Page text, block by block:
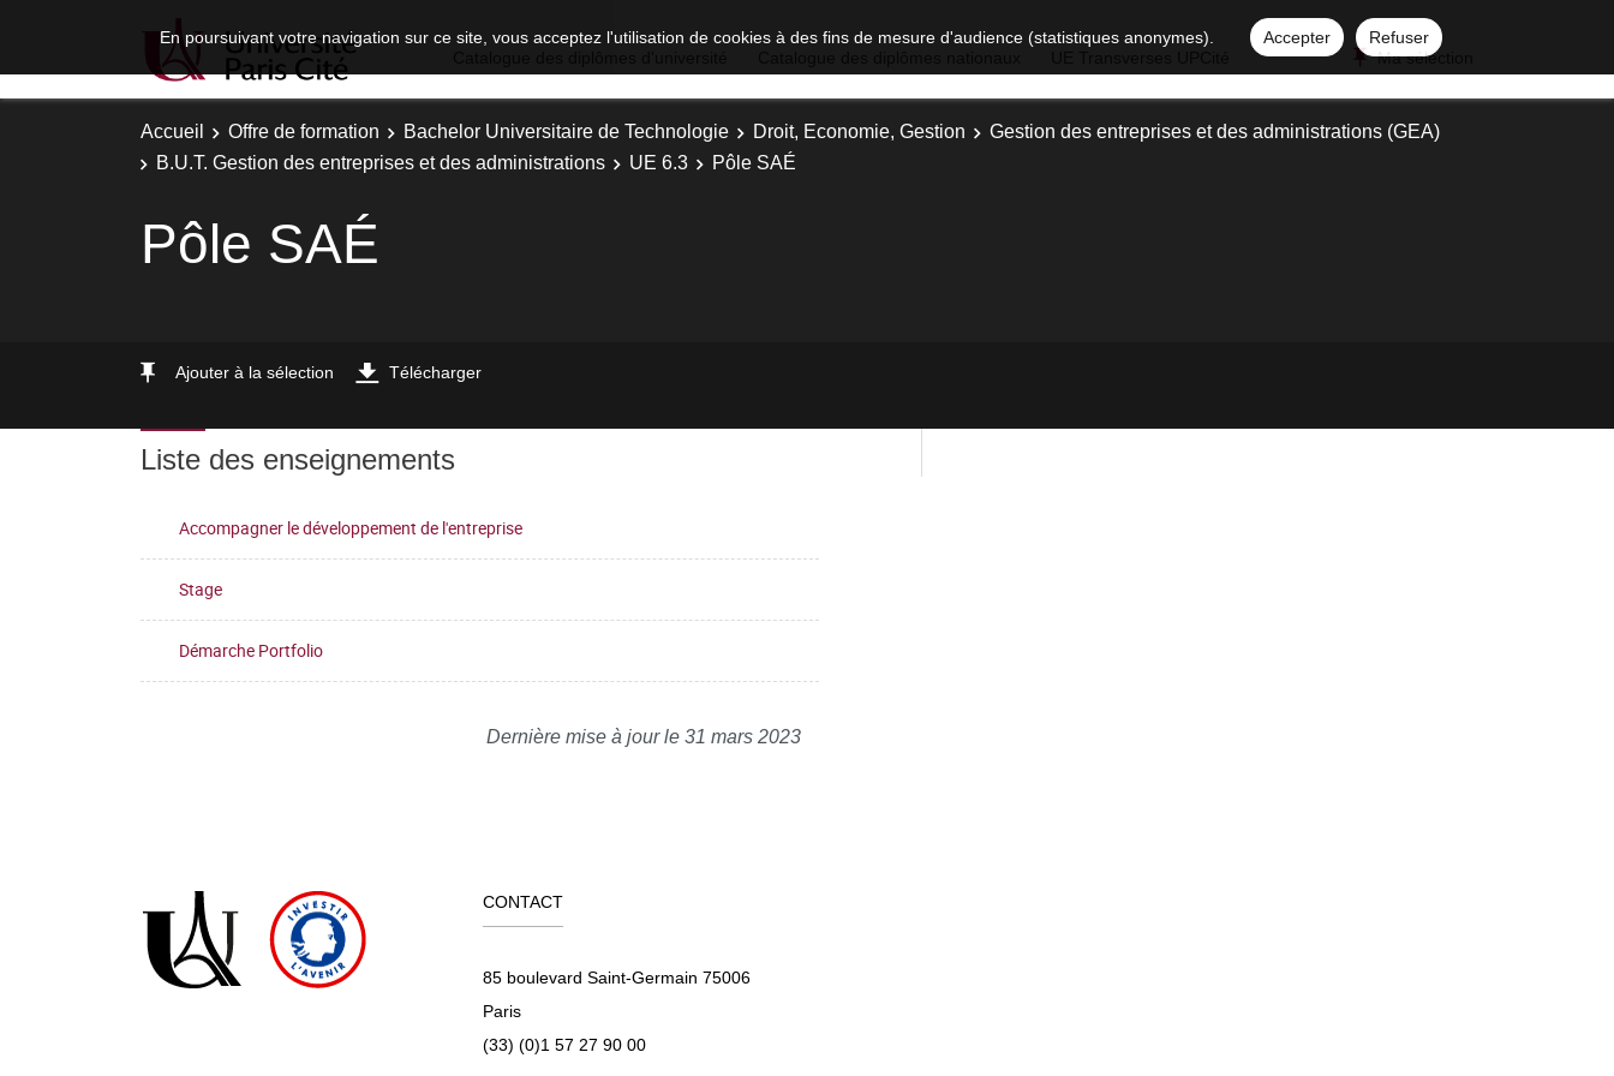
En poursuivant votre navigation sur ce site, vous acceptez l'utilisation de cookies à des fins de mesure d'audience (statistiques anonymes). Accepter
Refuser
Ma sélection
Accueil Offre de formation Bachelor Universitaire de Technologie Droit, Economie, Gestion
Gestion des entreprises et des administrations (GEA)
B.U.T. Gestion des entreprises et des administrations
UE 6.3 Pôle SAÉ
Pôle SAÉ
Ajouter à la sélection Télécharger
Liste des enseignements
Accompagner le développement de l'entreprise
Stage
Démarche Portfolio
Dernière mise à jour le 31 mars 2023
CONTACT
85 boulevard Saint-Germain 75006
Paris
(33) (0)1 57 27 90 00